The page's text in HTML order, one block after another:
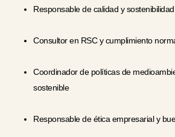
Responsable de calidad y sostenibilidad
Consultor en RSC y cumplimiento
Coordinador de políticas de
sostenible
Responsable de ética empresarial y